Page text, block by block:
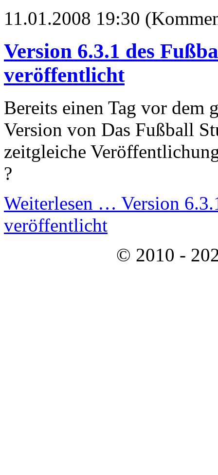
11.01.2008 19:30
Version 6.3.1 des
veröffentlicht
Bereits einen Tag vor dem
Version von Das Fußball
zeitgleiche
?
Weiterlesen … Version
veröffentlicht
© 2010 -